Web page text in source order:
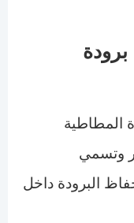
المطاطية
وتسمي
البرودة داخل